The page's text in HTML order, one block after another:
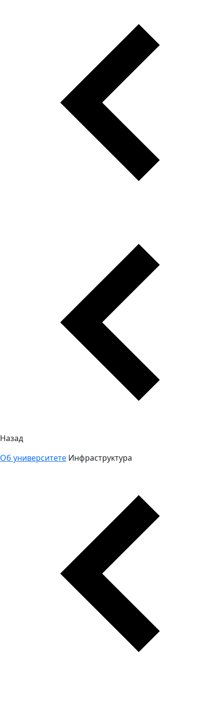
Назад
Об университете Инфраструктура